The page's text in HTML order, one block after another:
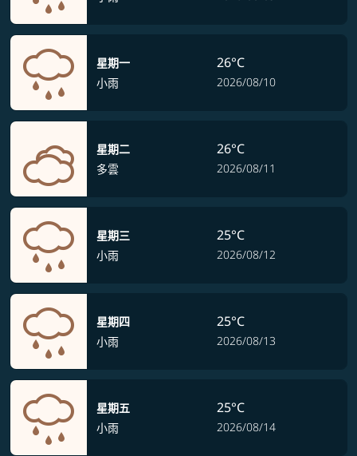
星期一
小雨
26°C
2026/08/10
星期二
多雲
26°C
2026/08/11
星期三
小雨
25°C
2026/08/12
星期四
小雨
25°C
2026/08/13
星期五
小雨
25°C
2026/08/14